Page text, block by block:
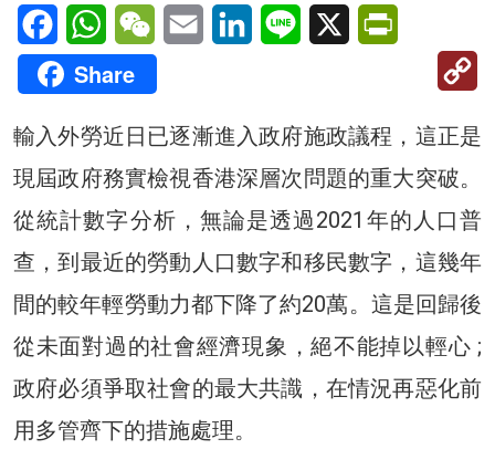
FacebookWhatsAppWeChatEmail LinkedInLine X
Share
輸入外勞近日已逐漸進入政府施政議程，這正是
現屆政府務實檢視香港深層次問題的重大突破。
從統計數字分析，無論是透過2021年的人口普
查，到最近的勞動人口數字和移民數字，這幾年
間的較年輕勞動力都下降了約20萬。這是回歸後
從未面對過的社會經濟現象，絕不能掉以輕心 ;
政府必須爭取社會的最大共識，在情況再惡化前
用多管齊下的措施處理。